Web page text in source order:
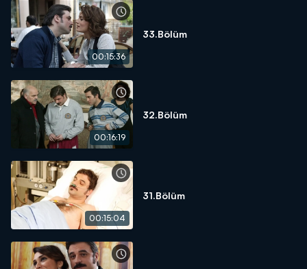
00:15:36
33.Bölüm
00:16:19
32.Bölüm
00:15:04
31.Bölüm